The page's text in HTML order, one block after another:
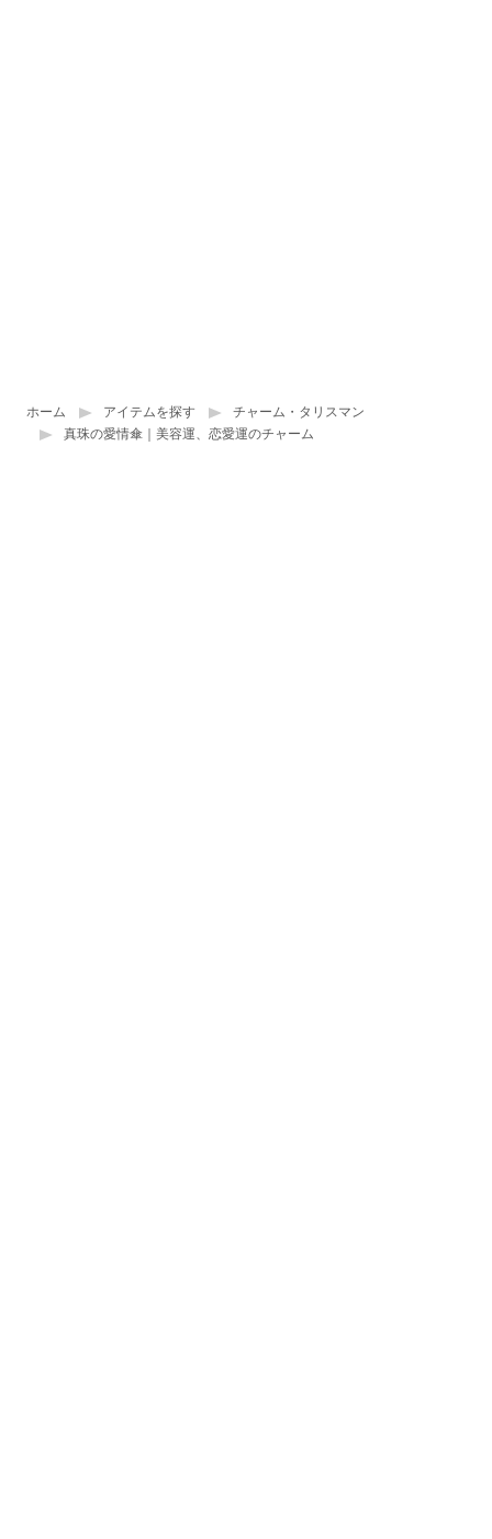
ホーム アイテムを探す
チャーム・タリスマン
真珠の愛情傘｜美容運、恋愛運のチャーム